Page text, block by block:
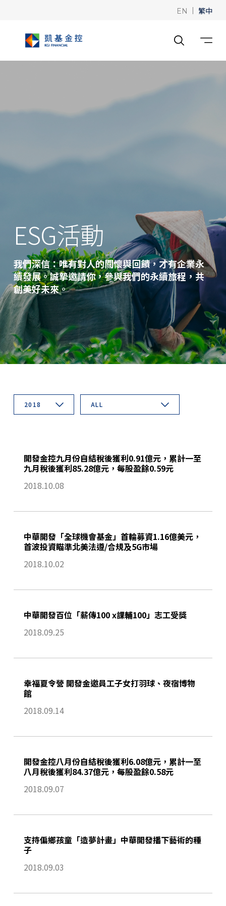
EN | 繁中
ESG活動
我們深信：唯有對人的關懷與回饋，才有企業永
續發展。誠摯邀請你，參與我們的永續旅程，共
創美好未來。
2018 ALL
開發金控九月份自結稅後獲利0.91億元，累計一至
九月稅後獲利85.28億元，每股盈餘0.59元
2018.10.08
中華開發「全球機會基金」首輪募資1.16億美元，
首波投資瞄準北美法遵/合規及5G市場
2018.10.02
中華開發百位「薪傳100 x課輔100」志工受獎
2018.09.25
幸福夏令營 開發金邀員工子女打羽球、夜宿博物
館
2018.09.14
開發金控八月份自結稅後獲利6.08億元，累計一至
八月稅後獲利84.37億元，每股盈餘0.58元
2018.09.07
支持偏鄉孩童「造夢計畫」中華開發播下藝術的種
子
2018.09.03